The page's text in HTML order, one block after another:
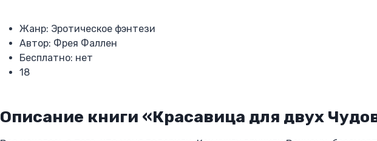
Жанр: Эротическое фэнтези
Автор: Фрея Фаллен
Бесплатно: нет
18
Описание книги «Красавица для двух